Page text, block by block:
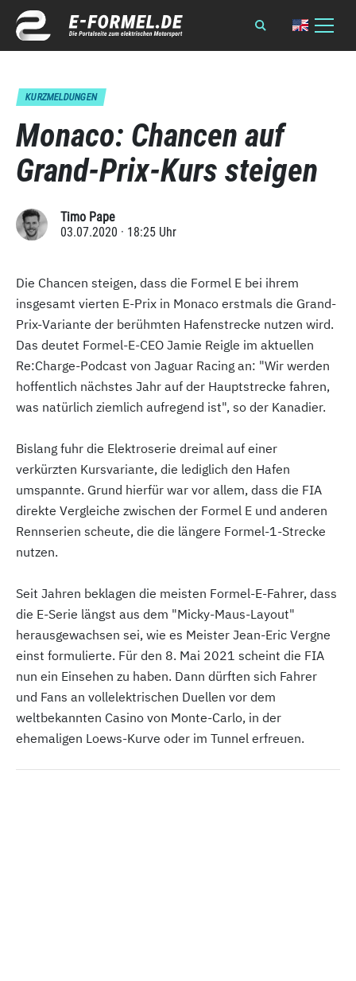
KURZMELDUNGEN
Monaco: Chancen auf
Grand-Prix-Kurs steigen
Timo Pape
03.07.2020 · 18:25 Uhr
Die Chancen steigen, dass die Formel E bei ihrem
insgesamt vierten E-Prix in Monaco erstmals die Grand-
Prix-Variante der berühmten Hafenstrecke nutzen wird.
Das deutet Formel-E-CEO Jamie Reigle im aktuellen
Re:Charge-Podcast von Jaguar Racing an: "Wir werden
hoffentlich nächstes Jahr auf der Hauptstrecke fahren,
was natürlich ziemlich aufregend ist", so der Kanadier.
Bislang fuhr die Elektroserie dreimal auf einer
verkürzten Kursvariante, die lediglich den Hafen
umspannte. Grund hierfür war vor allem, dass die FIA
direkte Vergleiche zwischen der Formel E und anderen
Rennserien scheute, die die längere Formel-1-Strecke
nutzen.
Seit Jahren beklagen die meisten Formel-E-Fahrer, dass
die E-Serie längst aus dem "Micky-Maus-Layout"
herausgewachsen sei, wie es Meister Jean-Eric Vergne
einst formulierte. Für den 8. Mai 2021 scheint die FIA
nun ein Einsehen zu haben. Dann dürften sich Fahrer
und Fans an vollelektrischen Duellen vor dem
weltbekannten Casino von Monte-Carlo, in der
ehemaligen Loews-Kurve oder im Tunnel erfreuen.